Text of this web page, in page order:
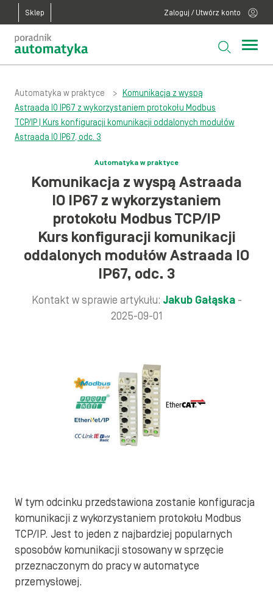
Sklep Zaloguj / Utwórz konto
Automatyka w praktyce >
Komunikacja z wyspą
Astraada IO IP67 z wykorzystaniem protokołu Modbus
TCP/IP | Kurs konfiguracji komunikacji oddalonych modułów
Astraada IO IP67, odc. 3
Automatyka w praktyce
Komunikacja z wyspą Astraada
IO IP67 z wykorzystaniem
protokołu Modbus TCP/IP
Kurs konfiguracji komunikacji
oddalonych modułów Astraada IO
IP67, odc. 3
Kontakt w sprawie artykułu: Jakub Gałąska-
2025-09-01
W tym odcinku przedstawiona zostanie konfiguracja
komunikacji z wykorzystaniem protokołu Modbus
TCP/IP. Jest to jeden z najbardziej popularnych
sposobów komunikacji stosowany w sprzęcie
przeznaczonym do pracy w automatyce
przemysłowej.